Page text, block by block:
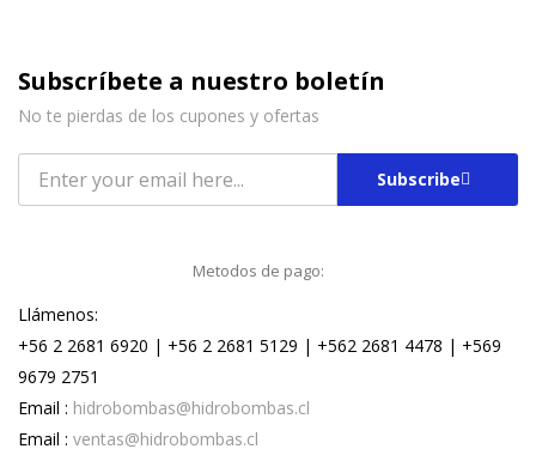
Subscríbete a nuestro boletín
No te pierdas de los cupones y ofertas
Subscribe
Metodos de pago:
Llámenos:
+56 2 2681 6920 | +56 2 2681 5129 | +562 2681 4478 | +569
9679 2751
Email : hidrobombas@hidrobombas.cl
Email : ventas@hidrobombas.cl